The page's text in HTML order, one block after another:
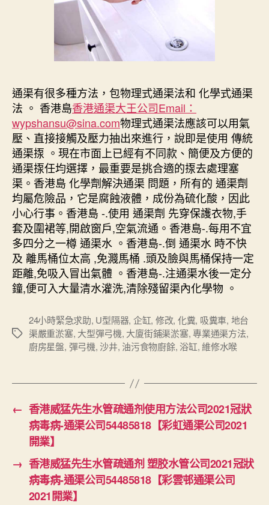
通渠有很多種方法，包物理式通渠法和 化學式通渠
法 。 香港島香港通渠大王公司Email：
wypshansu@sina.com物理式通渠法應該可以用氣
壓、直接接觸及壓力抽出來進行，說即是使用 傳統
通渠揼 。現在市面上已經有不同款、簡便及方便的
通渠揼任均選擇，最重要是挑合適的揼去處理塞
渠。香港島 化學劑解決通渠 問題，所有的 通渠劑
均屬危險品，它是腐蝕液體，成份為硫化酸，因此
小心行事。香港島 -.使用 通渠劑 先穿保護衣物,手
套及圍裙等,開啟窗戶,空氣流通。香港島-.每用不宜
多四分之一樽 通渠水 。香港島-.倒 通渠水 時不快
及 離馬桶位太高 ,免濺馬桶 .頭及臉與馬桶保持一定
距離,免吸入冒出氣體 。香港島-.注通渠水後一定分
鐘,便可入大量清水灌洗,清除殘留渠內化學物 。
Tags
24小時緊急求助, U型隔器, 企缸, 修改, 化糞, 吸糞車, 地台
渠嚴重淤塞, 大型彈弓機, 大廈街鋪渠淤塞,專業通渠方法,
廚房星盤, 彈弓機,沙井, 油污食物廚餘, 浴缸,維修水喉
← 香港威猛先生水管疏通剂使用方法公司2021冠狀
病毒病-通渠公司54485818【彩虹通渠公司2021
開業】
→ 香港威猛先生水管疏通剂 塑胶水管公司2021冠狀
病毒病-通渠公司54485818【彩雲邨通渠公司
2021開業】